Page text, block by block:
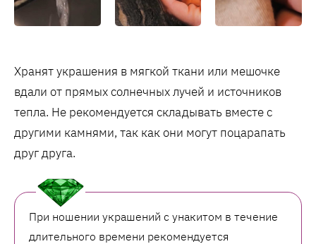
Хранят украшения в мягкой ткани или мешочке
вдали от прямых солнечных лучей и источников
тепла. Не рекомендуется складывать вместе с
другими камнями, так как они могут поцарапать
друг друга.
При ношении украшений с унакитом в течение
длительного времени рекомендуется